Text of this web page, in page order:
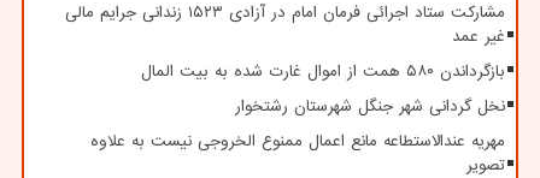
مشارکت ستاد اجرائی فرمان امام در آزادی ۱۵۲۳ زندانی جرایم مالی
غیر عمد
بازگرداندن ۵۸۰ همت از اموال غارت شده به بیت المال
نخل گردانی شهر جنگل شهرستان رشتخوار
مهریه عندالاستطاعه مانع اعمال ممنوع الخروجی نیست به علاوه
تصویر